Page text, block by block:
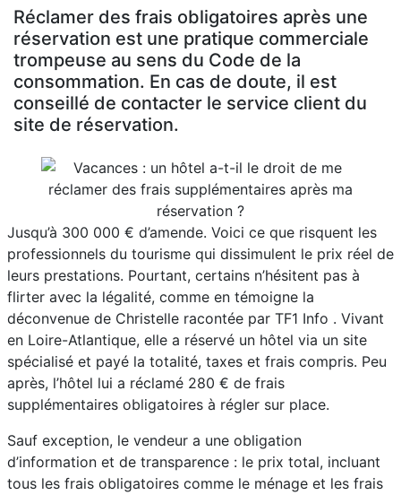
Réclamer des frais obligatoires après une
réservation est une pratique commerciale
trompeuse au sens du Code de la
consommation. En cas de doute, il est
conseillé de contacter le service client du
site de réservation.
Jusqu’à 300 000 € d’amende. Voici ce que risquent les
professionnels du tourisme qui dissimulent le prix réel de
leurs prestations. Pourtant, certains n’hésitent pas à
flirter avec la légalité, comme en témoigne la
déconvenue de Christelle racontée par TF1 Info . Vivant
en Loire-Atlantique, elle a réservé un hôtel via un site
spécialisé et payé la totalité, taxes et frais compris. Peu
après, l’hôtel lui a réclamé 280 € de frais
supplémentaires obligatoires à régler sur place.
Sauf exception, le vendeur a une obligation
d’information et de transparence : le prix total, incluant
tous les frais obligatoires comme le ménage et les frais